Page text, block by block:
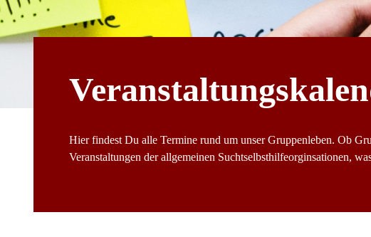
Hier findest Du alle Termine rund um unser Gruppenleben. Ob
Veranstaltungen der allgemeinen Suchtselbsthilfeorginsationen,